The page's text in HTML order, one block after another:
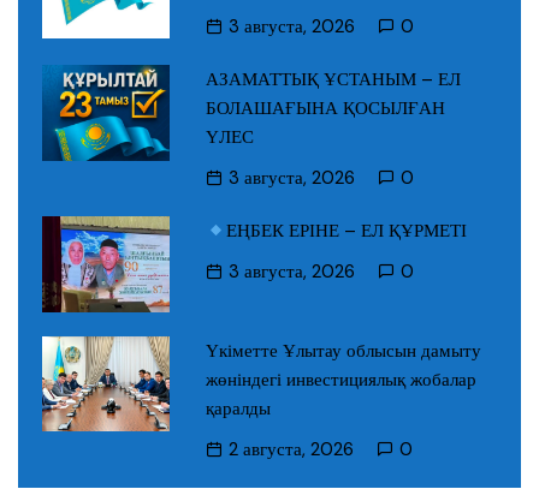
3 августа, 2026
0
АЗАМАТТЫҚ ҰСТАНЫМ – ЕЛ
БОЛАШАҒЫНА ҚОСЫЛҒАН
ҮЛЕС
3 августа, 2026
0
ЕҢБЕК ЕРІНЕ – ЕЛ ҚҰРМЕТІ
3 августа, 2026
0
Үкіметте Ұлытау облысын дамыту
жөніндегі инвестициялық жобалар
қаралды
2 августа, 2026
0